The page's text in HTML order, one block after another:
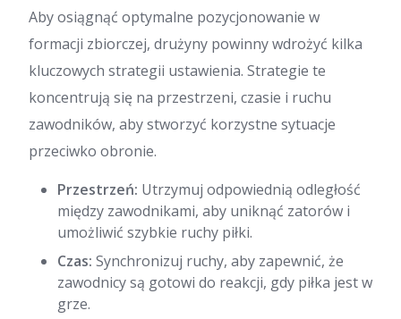
Aby osiągnąć optymalne pozycjonowanie w
formacji zbiorczej, drużyny powinny wdrożyć kilka
kluczowych strategii ustawienia. Strategie te
koncentrują się na przestrzeni, czasie i ruchu
zawodników, aby stworzyć korzystne sytuacje
przeciwko obronie.
Przestrzeń: Utrzymuj odpowiednią odległość
między zawodnikami, aby uniknąć zatorów i
umożliwić szybkie ruchy piłki.
Czas: Synchronizuj ruchy, aby zapewnić, że
zawodnicy są gotowi do reakcji, gdy piłka jest w
grze.